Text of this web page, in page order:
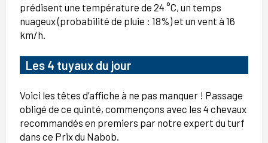
prédisent une température de 24 °C, un temps
nuageux (probabilité de pluie : 18%) et un vent à 16
km/h.
Les 4 tuyaux du jour
Voici les têtes d’affiche à ne pas manquer ! Passage
obligé de ce quinté, commençons avec les 4 chevaux
recommandés en premiers par notre expert du turf
dans ce Prix du Nabob.